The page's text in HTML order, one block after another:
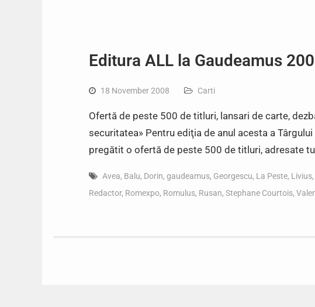
Editura ALL la Gaudeamus
18 November 2008 Carti
Ofertă de peste 500 de titluri, lansari de carte,
securitatea» Pentru ediţia de anul acesta a
pregătit o ofertă de peste 500 de titluri, adresate
Avea, Balu, Dorin, gaudeamus, Georgescu, La Peste, Livius,
Redactor, Romexpo, Romulus, Rusan, Stephane Courtois,